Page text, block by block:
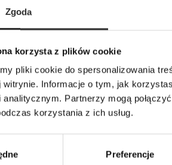
Zgoda
korzysta z plików cookie
pliki cookie do spersonalizowania
witrynie. Informacje o tym, jak
analitycznym. Partnerzy mogą
korzystania z ich usług.
Preferencje
Czarna Bluzka na krótki
rękaw z wiązaniem na
plecach Eos Black